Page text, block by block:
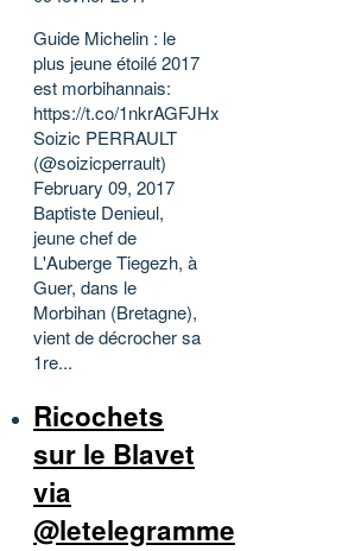
Guide Michelin : le
plus jeune étoilé 2017
est morbihannais:
https://t.co/1nkrAGFJHx
Soizic PERRAULT
(@soizicperrault)
February 09, 2017
Baptiste Denieul,
jeune chef de
L'Auberge Tiegezh, à
Guer, dans le
Morbihan (Bretagne),
vient de décrocher sa
1re...
Ricochets
sur le Blavet
via
@letelegramme